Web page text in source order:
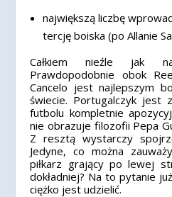
największą liczbę
tercję boiska (po Allanie
Całkiem nieźle jak
Prawdopodobnie obok
Cancelo jest najlepszym
świecie. Portugalczyk jest
futbolu kompletnie
nie obrazuje filozofii Pepa
Z resztą wystarczy
Jedyne, co można
piłkarz grający po lewej
dokładniej? Na to pytanie
ciężko jest udzielić.